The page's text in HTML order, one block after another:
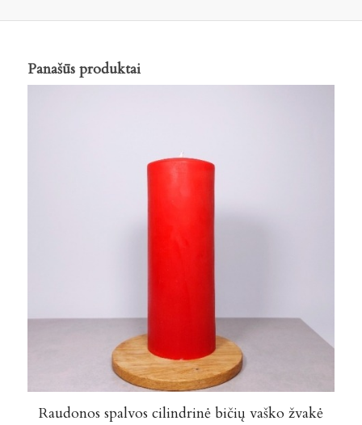
Panašūs produktai
Raudonos spalvos cilindrinė bičių vaško žvakė